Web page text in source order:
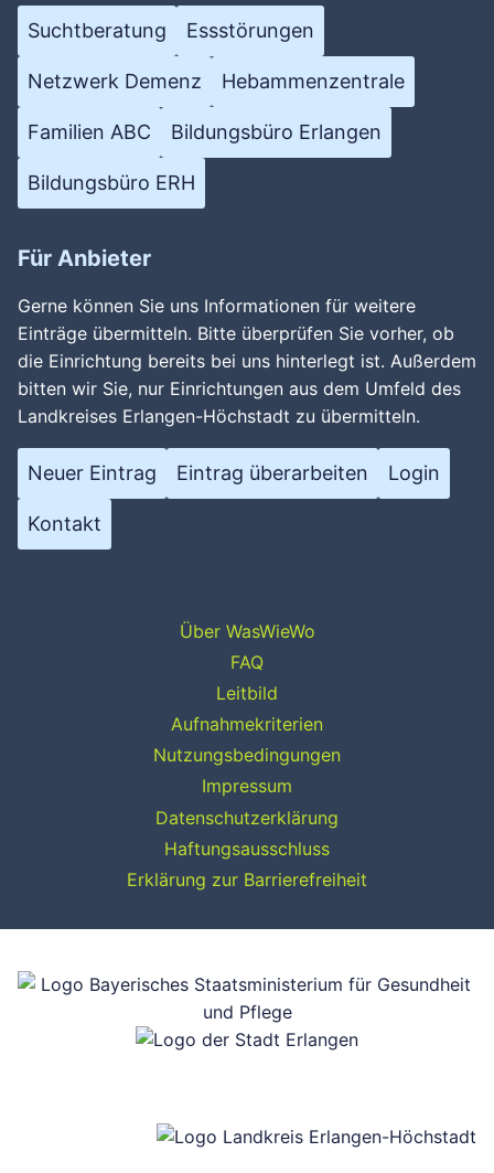
Suchtberatung Essstörungen
Netzwerk Demenz Hebammenzentrale
Familien ABC Bildungsbüro Erlangen
Bildungsbüro ERH
Für Anbieter
Gerne können Sie uns Informationen für weitere
Einträge übermitteln. Bitte überprüfen Sie vorher, ob
die Einrichtung bereits bei uns hinterlegt ist. Außerdem
bitten wir Sie, nur Einrichtungen aus dem Umfeld des
Landkreises Erlangen-Höchstadt zu übermitteln.
Neuer Eintrag Eintrag überarbeiten Login
Kontakt
Über WasWieWo
FAQ
Leitbild
Aufnahmekriterien
Nutzungsbedingungen
Impressum
Datenschutzerklärung
Haftungsausschluss
Erklärung zur Barrierefreiheit